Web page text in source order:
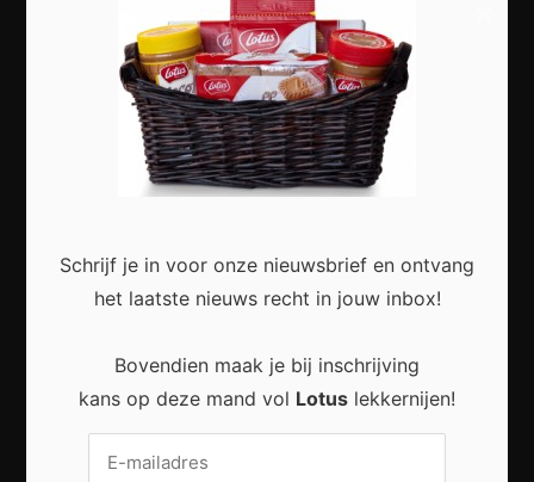
Duurzaam wonen begint met kleine veranderingen
in en rond het huis
Schrijf je in voor onze nieuwsbrief en ontvang
het laatste nieuws recht in jouw inbox!
Bovendien maak je bij inschrijving
kans op deze mand vol Lotus lekkernijen!